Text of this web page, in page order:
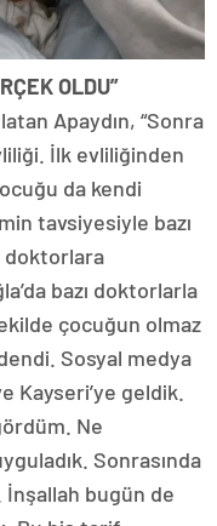
OLDU”
Apaydın, “Sonra
İlk evliliğinden
da kendi
tavsiyesiyle bazı
doktorlara
bazı doktorlarla
çocuğun olmaz
Sosyal medya
Kayseri’ye geldik.
Ne
Sonrasında
bugün de